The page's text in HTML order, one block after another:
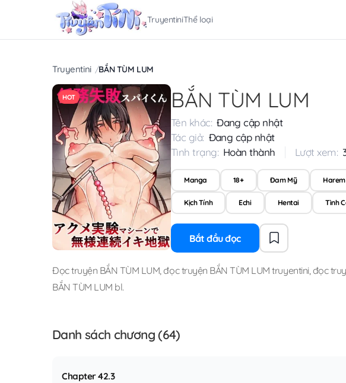
TruyentiniThể loại
Truyentini BẮN TÙM LUM
HOT BẮN TÙM LUM
Tên khác: Đang cập nhật
Tác giả: Đang cập nhật
Tình trạng: Hoàn thành Lượt xem:
Manga 18+ Đam Mỹ Harem
Kịch Tính Echi Hentai Tình
Bắt đầu đọc
Đọc truyện BẮN TÙM LUM,đọc truyện BẮN TÙM LUM truyentini,đọc
BẮN TÙM LUM bl.
Danh sách chương (64)
Chapter 42.3